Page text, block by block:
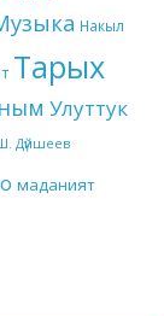
Накыл
Тарых
Улуттук
Дүйшеев
маданият